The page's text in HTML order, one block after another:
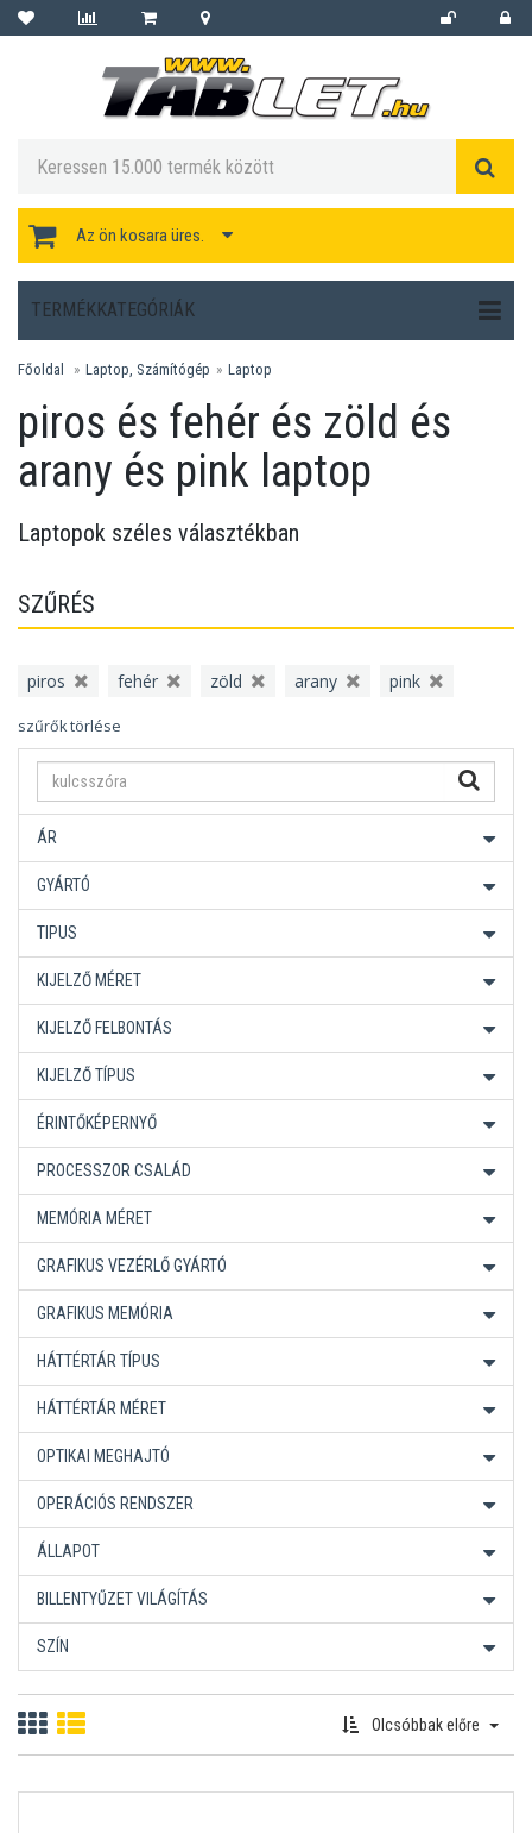
Az ön kosara üres.
TERMÉKKATEGÓRIÁK
Főoldal Laptop, Számítógép Laptop
piros és fehér és zöld és
arany és pink laptop
Laptopok széles választékban
SZŰRÉS
piros fehér zöld arany pink
szűrők törlése
ÁR
GYÁRTÓ
TIPUS
KIJELZŐ MÉRET
KIJELZŐ FELBONTÁS
KIJELZŐ TÍPUS
ÉRINTŐKÉPERNYŐ
PROCESSZOR CSALÁD
MEMÓRIA MÉRET
GRAFIKUS VEZÉRLŐ GYÁRTÓ
GRAFIKUS MEMÓRIA
HÁTTÉRTÁR TÍPUS
HÁTTÉRTÁR MÉRET
OPTIKAI MEGHAJTÓ
OPERÁCIÓS RENDSZER
ÁLLAPOT
BILLENTYŰZET VILÁGÍTÁS
SZÍN
Olcsóbbak előre